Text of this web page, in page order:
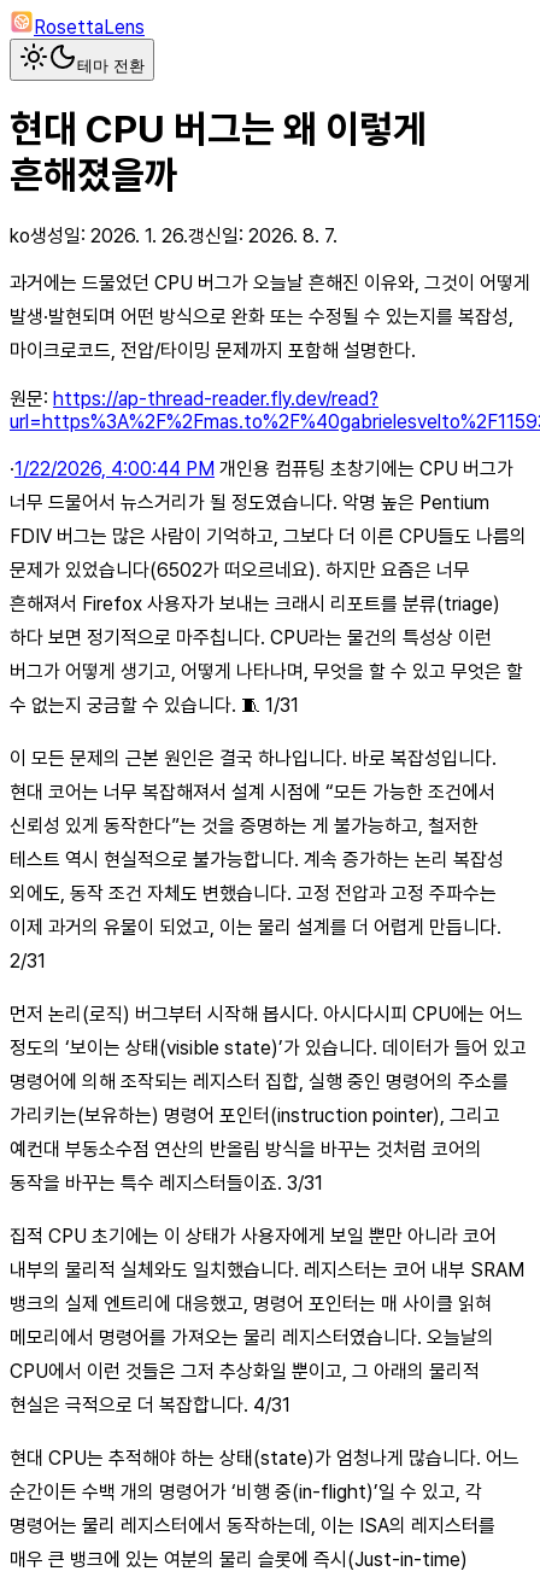
RosettaLens
테마 전환
현대 CPU 버그는 왜 이렇게
흔해졌을까
ko생성일: 2026. 1. 26.갱신일: 2026. 8. 7.
과거에는 드물었던 CPU 버그가 오늘날 흔해진 이유와, 그것이 어떻게
발생·발현되며 어떤 방식으로 완화 또는 수정될 수 있는지를 복잡성,
마이크로코드, 전압/타이밍 문제까지 포함해 설명한다.
원문: https://ap-thread-reader.fly.dev/read?
·1/22/2026, 4:00:44 PM 개인용 컴퓨팅 초창기에는 CPU 버그가
너무 드물어서 뉴스거리가 될 정도였습니다. 악명 높은 Pentium
FDIV 버그는 많은 사람이 기억하고, 그보다 더 이른 CPU들도 나름의
문제가 있었습니다(6502가 떠오르네요). 하지만 요즘은 너무
흔해져서 Firefox 사용자가 보내는 크래시 리포트를 분류(triage)
하다 보면 정기적으로 마주칩니다. CPU라는 물건의 특성상 이런
버그가 어떻게 생기고, 어떻게 나타나며, 무엇을 할 수 있고 무엇은 할
수 없는지 궁금할 수 있습니다. 🧵 1/31
이 모든 문제의 근본 원인은 결국 하나입니다. 바로 복잡성입니다.
현대 코어는 너무 복잡해져서 설계 시점에 “모든 가능한 조건에서
신뢰성 있게 동작한다”는 것을 증명하는 게 불가능하고, 철저한
테스트 역시 현실적으로 불가능합니다. 계속 증가하는 논리 복잡성
외에도, 동작 조건 자체도 변했습니다. 고정 전압과 고정 주파수는
이제 과거의 유물이 되었고, 이는 물리 설계를 더 어렵게 만듭니다.
2/31
먼저 논리(로직) 버그부터 시작해 봅시다. 아시다시피 CPU에는 어느
정도의 ‘보이는 상태(visible state)’가 있습니다. 데이터가 들어 있고
명령어에 의해 조작되는 레지스터 집합, 실행 중인 명령어의 주소를
가리키는(보유하는) 명령어 포인터(instruction pointer), 그리고
예컨대 부동소수점 연산의 반올림 방식을 바꾸는 것처럼 코어의
동작을 바꾸는 특수 레지스터들이죠. 3/31
집적 CPU 초기에는 이 상태가 사용자에게 보일 뿐만 아니라 코어
내부의 물리적 실체와도 일치했습니다. 레지스터는 코어 내부 SRAM
뱅크의 실제 엔트리에 대응했고, 명령어 포인터는 매 사이클 읽혀
메모리에서 명령어를 가져오는 물리 레지스터였습니다. 오늘날의
CPU에서 이런 것들은 그저 추상화일 뿐이고, 그 아래의 물리적
현실은 극적으로 더 복잡합니다. 4/31
현대 CPU는 추적해야 하는 상태(state)가 엄청나게 많습니다. 어느
순간이든 수백 개의 명령어가 ‘비행 중(in-flight)’일 수 있고, 각
명령어는 물리 레지스터에서 동작하는데, 이는 ISA의 레지스터를
매우 큰 뱅크에 있는 여분의 물리 슬롯에 즉시(Just-in-time)